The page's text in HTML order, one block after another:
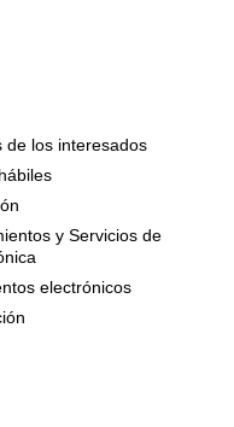
de los interesados
y Servicios de
electrónicos